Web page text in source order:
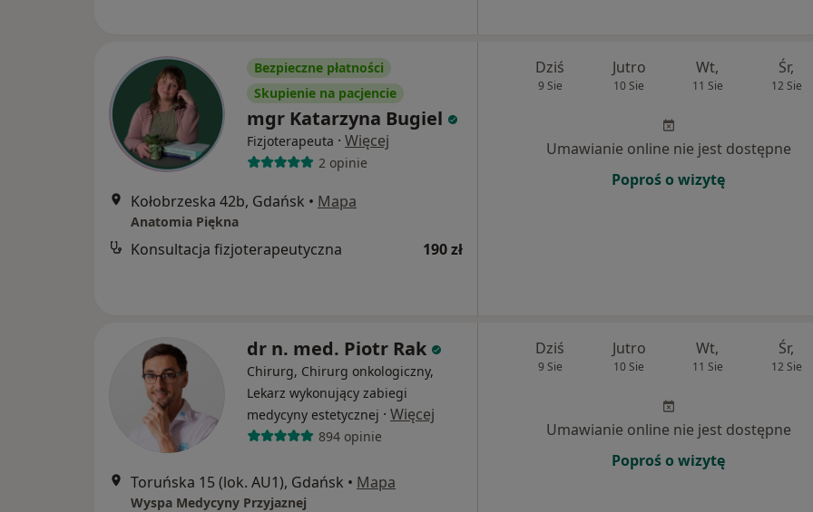
Bezpieczne płatności
Skupienie na pacjencie
mgr Katarzyna Bugiel
Fizjoterapeuta · Więcej
2 opinie
Kołobrzeska 42b, Gdańsk • Mapa
Anatomia Piękna
Konsultacja fizjoterapeutyczna 190 zł
Dziś
9 Sie
Jutro
10 Sie
Wt,
11 Sie
Śr,
12 Sie
Umawianie online nie jest dostępne
Poproś o wizytę
dr n. med. Piotr Rak
Chirurg, Chirurg onkologiczny,
Lekarz wykonujący zabiegi
medycyny estetycznej · Więcej
894 opinie
Toruńska 15 (lok. AU1), Gdańsk • Mapa
Wyspa Medycyny Przyjaznej
Dziś
9 Sie
Jutro
10 Sie
Wt,
11 Sie
Śr,
12 Sie
Umawianie online nie jest dostępne
Poproś o wizytę